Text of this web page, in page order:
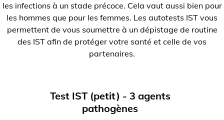
les infections à un stade précoce. Cela vaut aussi bien pour
les hommes que pour les femmes. Les autotests IST vous
permettent de vous soumettre à un dépistage de routine
des IST afin de protéger votre santé et celle de vos
partenaires.
Test IST (petit) - 3 agents
pathogènes